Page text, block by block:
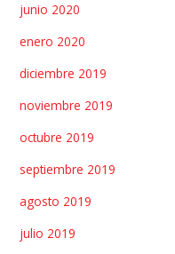
junio 2020
enero 2020
diciembre 2019
noviembre 2019
octubre 2019
septiembre 2019
agosto 2019
julio 2019